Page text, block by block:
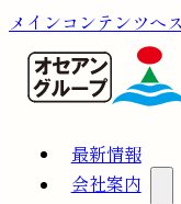
メインコンテンツへ
最新情報
会社案内